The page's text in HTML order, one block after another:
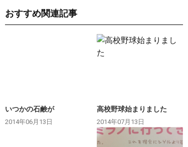
おすすめ関連記事
いつかの石鹸が
2014年06月13日
高校野球始まりました
2014年07月13日